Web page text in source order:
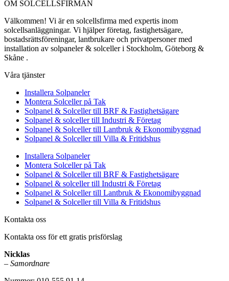
OM SOLCELLSFIRMAN
Välkommen! Vi är en solcellsfirma med expertis inom
solcellsanläggningar. Vi hjälper företag, fastighetsägare,
bostadsrättsföreningar, lantbrukare och privatpersoner med
installation av solpaneler & solceller i Stockholm, Göteborg &
Skåne .
Våra tjänster
Installera Solpaneler
Montera Solceller på Tak
Solpanel & Solceller till BRF & Fastighetsägare
Solpanel & solceller till Industri & Företag
Solpanel & Solceller till Lantbruk & Ekonomibyggnad
Solpanel & Solceller till Villa & Fritidshus
Installera Solpaneler
Montera Solceller på Tak
Solpanel & Solceller till BRF & Fastighetsägare
Solpanel & solceller till Industri & Företag
Solpanel & Solceller till Lantbruk & Ekonomibyggnad
Solpanel & Solceller till Villa & Fritidshus
Kontakta oss
Kontakta oss för ett gratis prisförslag
Nicklas
– Samordnare